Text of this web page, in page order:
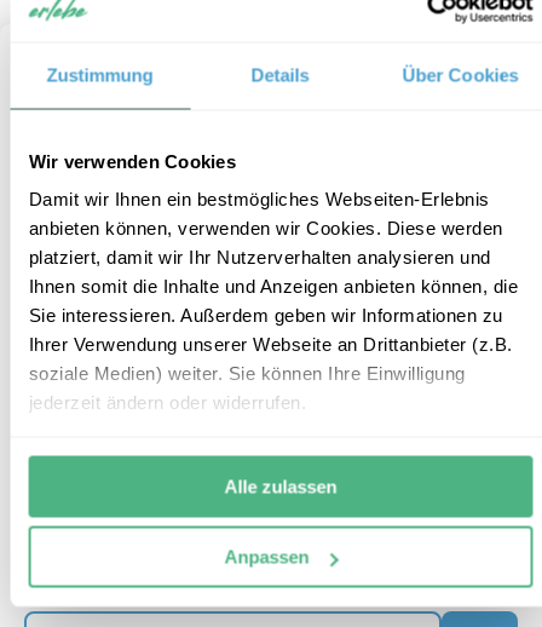
Zustimmung Details Über Cookies
Wir verwenden Cookies
Damit wir Ihnen ein bestmögliches Webseiten-Erlebnis
anbieten können, verwenden wir Cookies. Diese werden
platziert, damit wir Ihr Nutzerverhalten analysieren und
Ihnen somit die Inhalte und Anzeigen anbieten können, die
Sie interessieren. Außerdem geben wir Informationen zu
Ihrer Verwendung unserer Webseite an Drittanbieter (z.B.
soziale Medien) weiter. Sie können Ihre Einwilligung
jederzeit ändern oder widerrufen.
Alle zulassen
Anpassen
11 Faszinierender Grand Canyon
Grand Canyon
Reisepreis:
ab € 225,- pro Erwachsenen
ab € 165,- pro Kind